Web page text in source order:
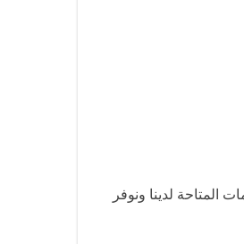
لدينا ونوفر